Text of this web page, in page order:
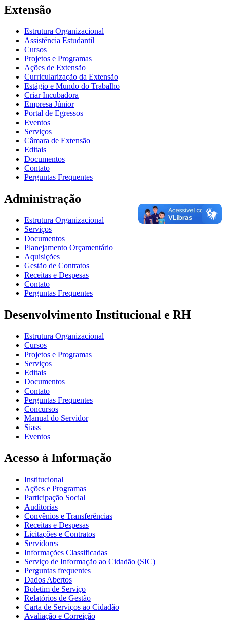
Extensão
Estrutura Organizacional
Assistência Estudantil
Cursos
Projetos e Programas
Ações de Extensão
Curricularização da Extensão
Estágio e Mundo do Trabalho
Criar Incubadora
Empresa Júnior
Portal de Egressos
Eventos
Serviços
Câmara de Extensão
Editais
Documentos
Contato
Perguntas Frequentes
Administração
Estrutura Organizacional
Serviços
Documentos
Planejamento Orçamentário
Aquisições
Gestão de Contratos
Receitas e Despesas
Contato
Perguntas Frequentes
Desenvolvimento Institucional e RH
Estrutura Organizacional
Cursos
Projetos e Programas
Serviços
Editais
Documentos
Contato
Perguntas Frequentes
Concursos
Manual do Servidor
Siass
Eventos
Acesso à Informação
Institucional
Ações e Programas
Participação Social
Auditorias
Convênios e Transferências
Receitas e Despesas
Licitações e Contratos
Servidores
Informações Classificadas
Serviço de Informação ao Cidadão (SIC)
Perguntas frequentes
Dados Abertos
Boletim de Serviço
Relatórios de Gestão
Carta de Serviços ao Cidadão
Avaliação e Correição